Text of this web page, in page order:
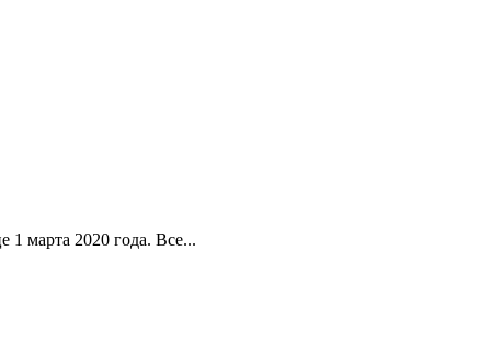
марта 2020 года. Все...